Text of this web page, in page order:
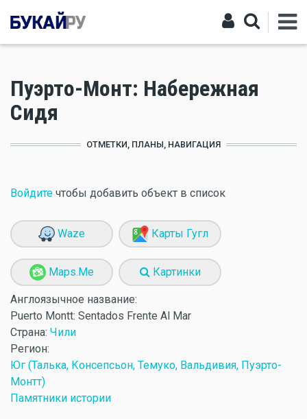
Пуэрто-Монт: Набережная
Сидя
ОТМЕТКИ, ПЛАНЫ, НАВИГАЦИЯ
Войдите чтобы добавить объект в список
Waze Карты Гугл
Maps.Me Картинки
Англоязычное название:
Puerto Montt: Sentados Frente Al Mar
Страна: Чили
Регион:
Юг (Талька, Консепсьон, Темуко, Вальдивия, Пуэрто-
Монтт)
Памятники истории